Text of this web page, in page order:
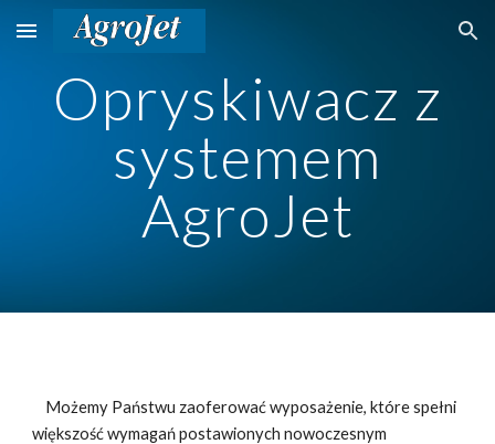
Skip to main content Skip to navigation
Opryskiwacz z
systemem
AgroJet
Możemy Państwu zaoferować wyposażenie, które spełni
większość wymagań postawionych nowoczesnym